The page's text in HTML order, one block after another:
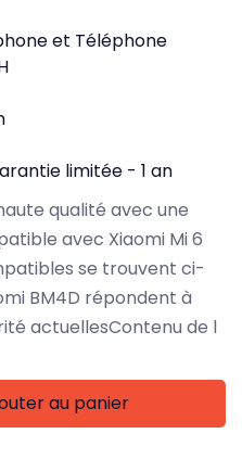
et Téléphone
limitée - 1 an
qualité avec une
avec Xiaomi Mi 6
se trouvent ci-
BM4D répondent à
actuellesContenu de l
au panier